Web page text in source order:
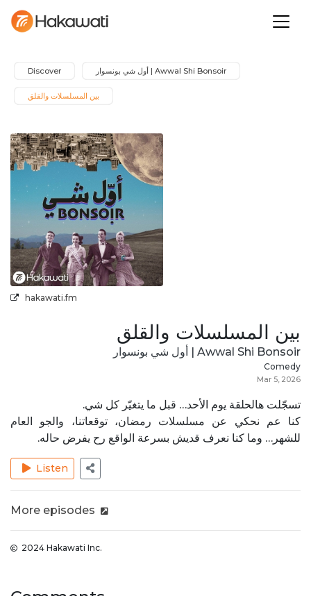
Discover Awwal Shi Bonsoir | أول شي بونسوار
بين المسلسلات والقلق
hakawati.fm
بين المسلسلات والقلق
Awwal Shi Bonsoir | أول شي بونسوار
Comedy
Mar 5, 2026
تسجّلت هالحلقة يوم الأحد… قبل ما يتغيّر كل شي.
كنا عم نحكي عن مسلسلات رمضان، توقعاتنا، والجو العام
للشهر… وما كنا نعرف قديش بسرعة الواقع رح يفرض حاله.
Listen
More episodes
2024 Hakawati Inc.